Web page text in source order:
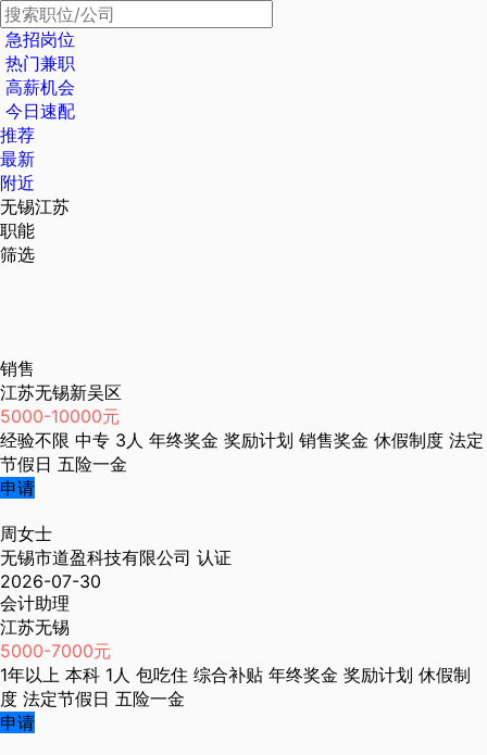
急招岗位
热门兼职
高薪机会
今日速配
推荐
最新
附近
无锡江苏
职能
筛选
销售
江苏无锡新吴区
5000-10000元
经验不限 中专 3人 年终奖金 奖励计划 销售奖金 休假制度 法定
节假日 五险一金
申请
周女士
无锡市道盈科技有限公司 认证
2026-07-30
会计助理
江苏无锡
5000-7000元
1年以上 本科 1人 包吃住 综合补贴 年终奖金 奖励计划 休假制
度 法定节假日 五险一金
申请